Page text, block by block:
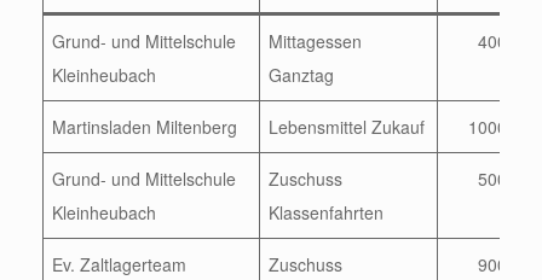
Grund- und Mittelschule
Kleinheubach
Mittagessen
Ganztag
400
Martinsladen Miltenberg Lebensmittel Zukauf 1000
Grund- und Mittelschule
Kleinheubach
Zuschuss
Klassenfahrten
500
Ev. Zaltlagerteam
Zuschuss
900